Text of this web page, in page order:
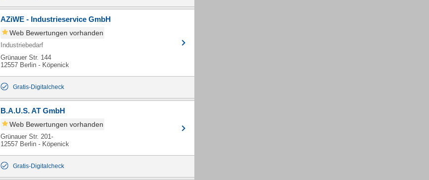
AZiWE - Industrieservice GmbH
Web Bewertungen vorhanden
Industriebedarf
Grünauer Str. 144
12557 Berlin - Köpenick
Gratis-Digitalcheck
B.A.U.S. AT GmbH
Web Bewertungen vorhanden
Grünauer Str. 201-
12557 Berlin - Köpenick
Gratis-Digitalcheck